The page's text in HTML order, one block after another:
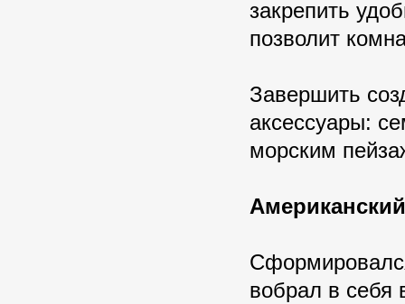
закрепить
позволит
Завершить
аксессуары:
морским
вобрал в себя